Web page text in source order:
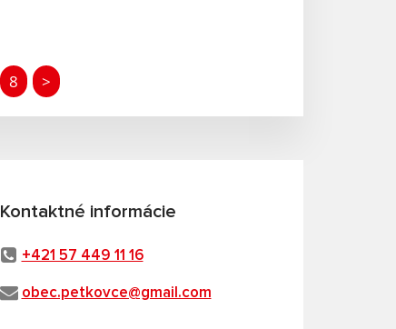
8 >
Kontaktné informácie
+421 57 449 11 16
obec.petkovce@gmail.com